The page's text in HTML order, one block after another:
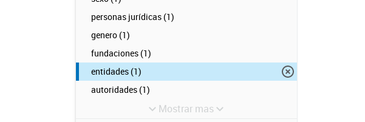
personas jurídicas (1)
genero (1)
fundaciones (1)
entidades (1)
autoridades (1)
Mostrar mas